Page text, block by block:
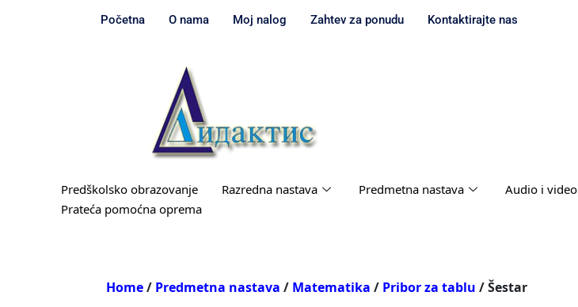
Početna O nama Moj nalog Zahtev za ponudu Kontaktirajte nas
Predškolsko obrazovanje Razredna nastava Predmetna nastava Audio i video
Prateća pomoćna oprema
Home/ Predmetna nastava / Matematika / Pribor za tablu / Šestar